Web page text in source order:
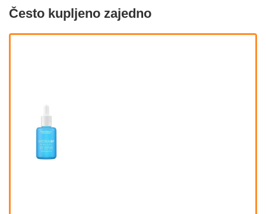
Često kupljeno zajedno